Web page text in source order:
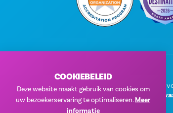
© 2026 Visit Dallas. Alle rechten
Privacybeleid |
COOKIEBELEID
Deze website maakt gebruik van cookies om
uw bezoekerservaring te optimaliseren.Meer
informatie